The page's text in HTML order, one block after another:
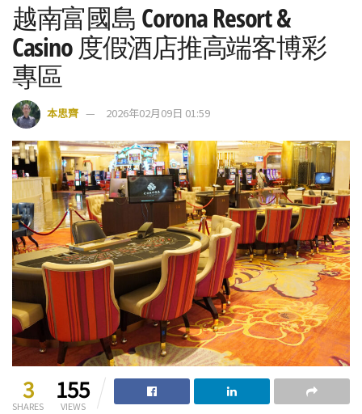
越南富國島 Corona Resort &
Casino 度假酒店推高端客博彩
專區
本思齊 2026年02月09日 01:59
3
SHARES
155
VIEWS